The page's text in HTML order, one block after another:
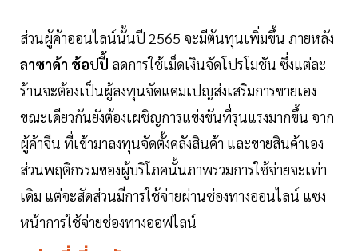
ส่วนผู้ค้าออนไลน์นั้นปี 2565 จะมีต้นทุนเพิ่มขึ้น ภายหลัง
ลาซาด้า ช้อปปี้ ลดการใช้เม็ดเงินจัดโปรโมชัน ซึ่งแต่ละ
ร้านจะต้องเป็นผู้ลงทุนจัดแคมเปญส่งเสริมการขายเอง
ขณะเดียวกันยังต้องเผชิญการแข่งขันที่รุนแรงมากขึ้น จาก
ผู้ค้าจีน ที่เข้ามาลงทุนจัดตั้งคลังสินค้า และขายสินค้าเอง
ส่วนพฤติกรรมของผู้บริโภคนั้นภาพรวมการใช้จ่ายจะเท่า
เดิม แต่จะสัดส่วนมีการใช้จ่ายผ่านช่องทางออนไลน์ แซง
หน้าการใช้จ่ายช่องทางออฟไลน์